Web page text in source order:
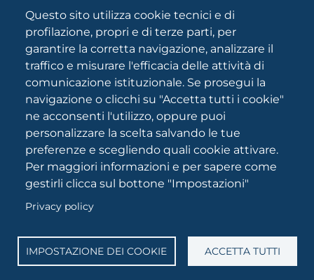
Questo sito utilizza cookie tecnici e di
profilazione, propri e di terze parti, per
garantire la corretta navigazione, analizzare il
traffico e misurare l'efficacia delle attività di
comunicazione istituzionale. Se prosegui la
navigazione o clicchi su "Accetta tutti i cookie"
ne acconsenti l'utilizzo, oppure puoi
personalizzare la scelta salvando le tue
preferenze e scegliendo quali cookie attivare.
Per maggiori informazioni e per sapere come
gestirli clicca sul bottone "Impostazioni"
Privacy policy
IMPOSTAZIONE DEI COOKIE ACCETTA TUTTI
Note legali
Credits
Chi siamo
C
Università degli Studi di Foggia
Via A.Gramsci 89/91 CF: 94045260711 Partita IVA:
03016180717
PEC: protocollo@cert.unifg.it Webmaster:
servizioweb@unifg.it